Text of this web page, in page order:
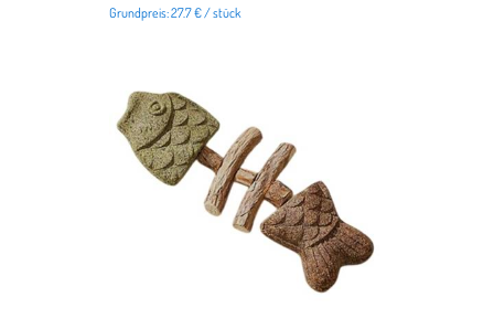
Grundpreis: 27.7 € / stück